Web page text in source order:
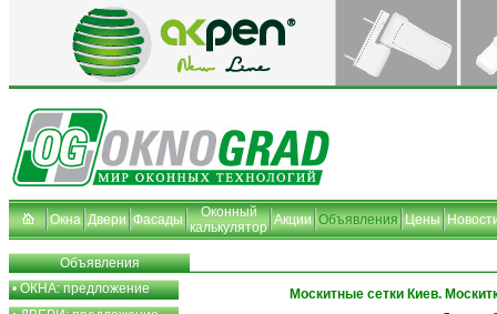
Окна Двери Фасады
Оконный
калькулятор Акции Объявления Цены
Объявления
•ОКНА: предложение
Москитные сетки Киев.